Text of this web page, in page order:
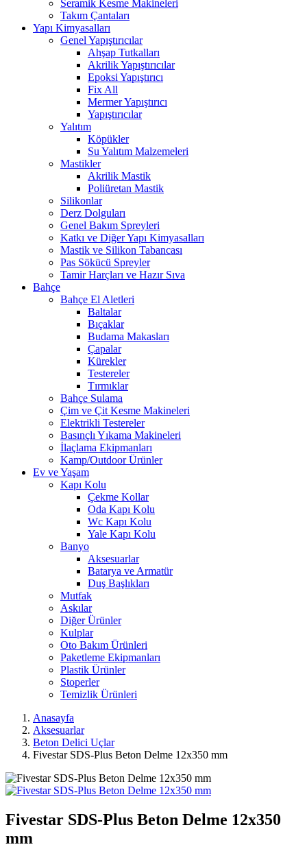
Seramik Kesme Makineleri
Takım Çantaları
Yapı Kimyasalları
Genel Yapıştırıcılar
Ahşap Tutkalları
Akrilik Yapıştırıcılar
Epoksi Yapıştırıcı
Fix All
Mermer Yapıştırıcı
Yapıştırıcılar
Yalıtım
Köpükler
Su Yalıtım Malzemeleri
Mastikler
Akrilik Mastik
Poliüretan Mastik
Silikonlar
Derz Dolguları
Genel Bakım Spreyleri
Katkı ve Diğer Yapı Kimyasalları
Mastik ve Silikon Tabancası
Pas Sökücü Spreyler
Tamir Harçları ve Hazır Sıva
Bahçe
Bahçe El Aletleri
Baltalar
Bıçaklar
Budama Makasları
Çapalar
Kürekler
Testereler
Tırmıklar
Bahçe Sulama
Çim ve Çit Kesme Makineleri
Elektrikli Testereler
Basınçlı Yıkama Makineleri
İlaçlama Ekipmanları
Kamp/Outdoor Ürünler
Ev ve Yaşam
Kapı Kolu
Çekme Kollar
Oda Kapı Kolu
Wc Kapı Kolu
Yale Kapı Kolu
Banyo
Aksesuarlar
Batarya ve Armatür
Duş Başlıkları
Mutfak
Askılar
Diğer Ürünler
Kulplar
Oto Bakım Ürünleri
Paketleme Ekipmanları
Plastik Ürünler
Stoperler
Temizlik Ürünleri
Anasayfa
Aksesuarlar
Beton Delici Uçlar
Fivestar SDS-Plus Beton Delme 12x350 mm
Fivestar SDS-Plus Beton Delme 12x350
mm